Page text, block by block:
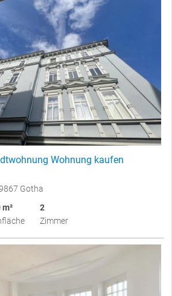
Wohnung kaufen
Gotha
m²
2
Zimmer